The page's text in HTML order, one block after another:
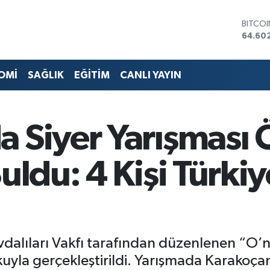
13.768
SAĞLIK EĞİTİM CANLI YAYIN
Siyer
4 Kişi
Vakfı tarafından düzenlenen
gerçekleştirildi. Yarışmada